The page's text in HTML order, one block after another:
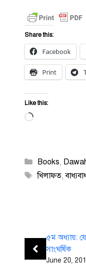
Share this:
Facebook
Print
Like this:
Loading…
Categories
Books,
Tags
খিলাফত,
৫ম অধ্যায়:
সাংঘর্ষিক
June 20,